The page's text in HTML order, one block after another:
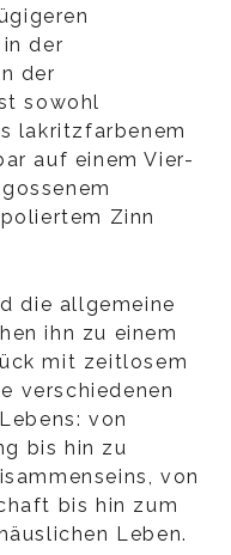
der
der
sowohl
lakritzfarbenem
auf einem Vier-
Zinn
die allgemeine
ihn zu einem
mit zeitlosem
verschiedenen
von
bis hin zu
von
bis hin zum
Leben.